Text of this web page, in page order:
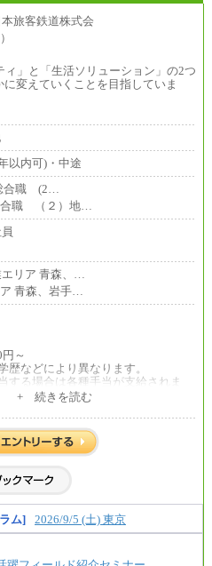
」と「生活ソリューション」の2つ
変えていくことを目指していま
以内可)・中途
合職 (2…
合職 （２）地…
エリア 青森、…
青森、岩手…
円～
歴などにより異なります。
する場合は各種手当が支給されま
より異なります。
する場合は各種手当が支給されま
に変更はございません
+ 続きを読む
ム] 2026/9/5 (土) 東京